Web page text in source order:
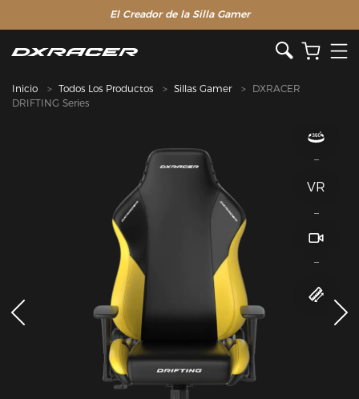
El Creador de la Silla Gamer
Inicio Todos Los Productos Sillas Gamer
DXRACER
DRIFTING Series
VR